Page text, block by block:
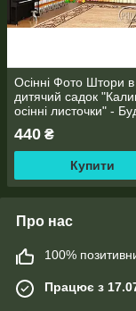
Осінні Фото Штори в
дитячий садок
осінні листочки" -
опис!
440 ₴
Купити
Про нас
100%
Працює з